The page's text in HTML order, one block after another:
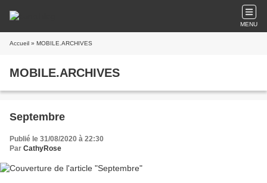
MENU
Accueil » MOBILE.ARCHIVES
MOBILE.ARCHIVES
Septembre
Publié le 31/08/2020 à 22:30
Par CathyRose